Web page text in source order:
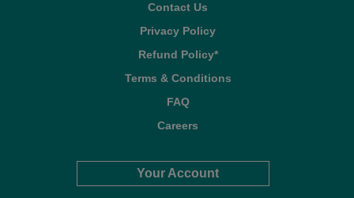
Contact Us
Privacy Policy
Refund Policy*
Terms & Conditions
FAQ
Careers
Your Account